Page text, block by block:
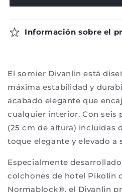
Información sobre el
El somier Divanlin está
máxima estabilidad y
acabado elegante que
cualquier interior. Con seis
(25 cm de altura) incluidas
toque elegante y elevado a
Especialmente
colchones de hotel Pikolin
Normablock®, el Divanlin